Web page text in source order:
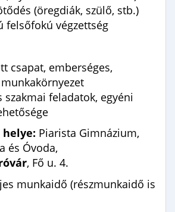
(öregdiák, szülő, stb.)
felsőfokú végzettség
csapat, emberséges,
szakmai feladatok, egyéni
helye: Piarista Gimnázium,
és Óvoda,
, Fő u. 4.
munkaidő (részmunkaidő is